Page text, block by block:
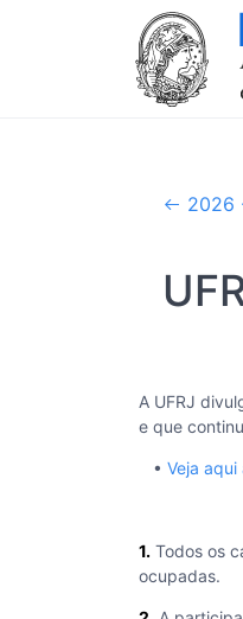
2026
A UFRJ
e que
• Veja
1. Todos os
ocupadas.